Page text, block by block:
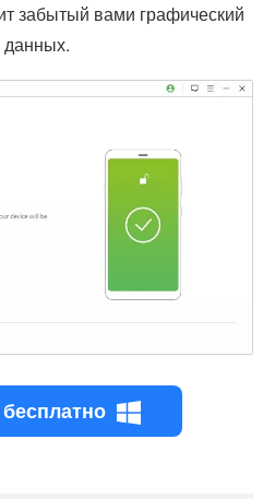
забытый вами графический
данных.